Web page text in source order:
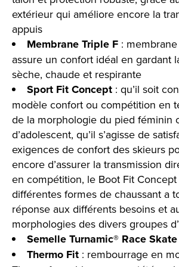
extérieur qui améliore encore la
appuis
Membrane Triple F :
assure un confort idéal en gardant
sèche, chaude et respirante
Sport Fit Concept : qu’il soit
modèle confort ou compétition en
de la morphologie du pied féminin
d’adolescent, qu’il s’agisse de
exigences de confort des skieurs
encore d’assurer la transmission
en compétition, le Boot Fit
différentes formes de chaussant a
réponse aux différents besoins et
morphologies des divers groupes
Semelle Turnamic® Race Skate
Thermo Fit : rembourrage en